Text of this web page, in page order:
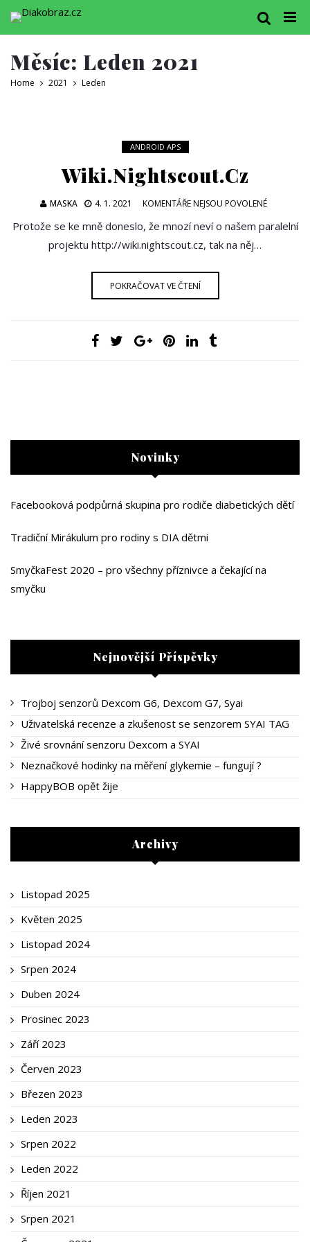
Měsíc: Leden 2021
Home 2021 Leden
ANDROID APS
Wiki.nightscout.cz
MASKA 4. 1. 2021 KOMENTÁŘE NEJSOU POVOLENÉ
S
Protože se ke mně doneslo, že mnozí neví o našem paralelní
projektu http://wiki.nightscout.cz, tak na něj…
POKRAČOVAT VE ČTENÍ
Novinky
Facebooková podpůrná skupina pro rodiče diabetických dětí
Tradiční Mirákulum pro rodiny s DIA dětmi
SmyčkaFest 2020 – pro všechny příznivce a čekající na
smyčku
Nejnovější Příspěvky
Trojboj senzorů Dexcom G6, Dexcom G7, Syai
Uživatelská recenze a zkušenost se senzorem SYAI TAG
Živé srovnání senzoru Dexcom a SYAI
Neznačkové hodinky na měření glykemie – fungují ?
HappyBOB opět žije
Archivy
Listopad 2025
Květen 2025
Listopad 2024
Srpen 2024
Duben 2024
Prosinec 2023
Září 2023
Červen 2023
Březen 2023
Leden 2023
Srpen 2022
Leden 2022
Říjen 2021
Srpen 2021